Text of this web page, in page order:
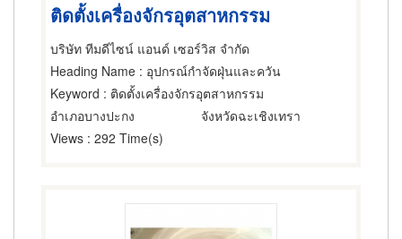
ติดตั้งเครื่องจักรอุตสาหกรรม
บริษัท ทีมดีไซน์ แอนด์ เซอร์วิส จำกัด
Heading Name : อุปกรณ์กำจัดฝุ่นและควัน
Keyword : ติดตั้งเครื่องจักรอุตสาหกรรม
อำเภอบางปะกง
จังหวัดฉะเชิงเทรา
Views : 292 Time(s)